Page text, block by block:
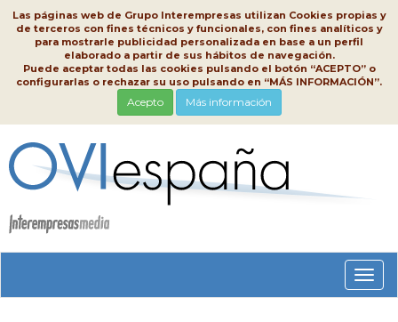
Las páginas web de Grupo Interempresas utilizan Cookies propias y
de terceros con fines técnicos y funcionales, con fines analíticos y
para mostrarle publicidad personalizada en base a un perfil
elaborado a partir de sus hábitos de navegación.
Puede aceptar todas las cookies pulsando el botón “ACEPTO” o
configurarlas o rechazar su uso pulsando en “MÁS INFORMACIÓN”.
Acepto Más información